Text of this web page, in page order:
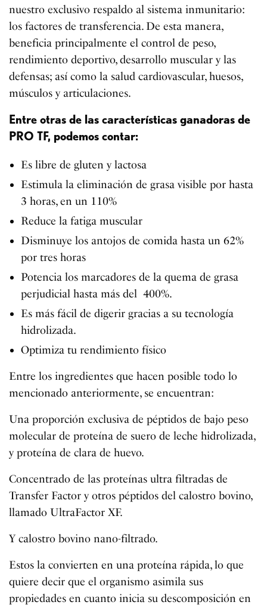
nuestro exclusivo respaldo al sistema inmunitario:
los factores de transferencia. De esta manera,
beneficia principalmente el control de peso,
rendimiento deportivo, desarrollo muscular y las
defensas; así como la salud cardiovascular, huesos,
músculos y articulaciones.
Entre otras de las características ganadoras de
PRO TF, podemos contar:
Es libre de gluten y lactosa
Estimula la eliminación de grasa visible por hasta
3 horas, en un 110%
Reduce la fatiga muscular
Disminuye los antojos de comida hasta un 62%
por tres horas
Potencia los marcadores de la quema de grasa
perjudicial hasta más del 400%.
Es más fácil de digerir gracias a su tecnología
hidrolizada.
Optimiza tu rendimiento físico
Entre los ingredientes que hacen posible todo lo
mencionado anteriormente, se encuentran:
Una proporción exclusiva de péptidos de bajo peso
molecular de proteína de suero de leche hidrolizada,
y proteína de clara de huevo.
Concentrado de las proteínas ultra filtradas de
Transfer Factor y otros péptidos del calostro bovino,
llamado UltraFactor XF.
Y calostro bovino nano-filtrado.
Estos la convierten en una proteína rápida,lo que
quiere decir que el organismo asimila sus
propiedades en cuanto inicia su descomposición en